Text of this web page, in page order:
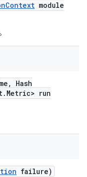
Context module
,
Hash
. Metric> run
failure)